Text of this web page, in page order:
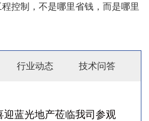
制，不是哪里省钱，而是哪里
行业动态 技术问答
迎蓝光地产莅临我司参观